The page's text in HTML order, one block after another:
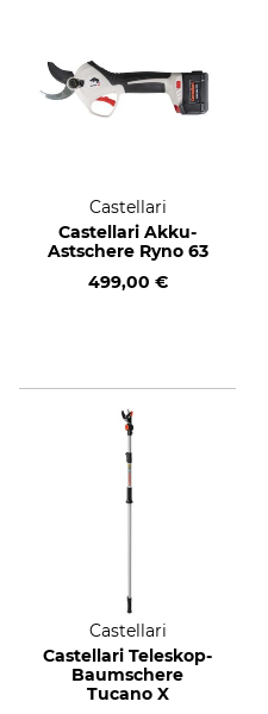
Castellari
Castellari Akku-
Astschere Ryno 63
499,00 €
Castellari
Castellari Teleskop-
Baumschere
Tucano X